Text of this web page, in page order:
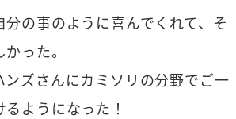
の事のように喜んでくれて、そ
った。
ンズさんにカミソリの分野でご一
ようになった！